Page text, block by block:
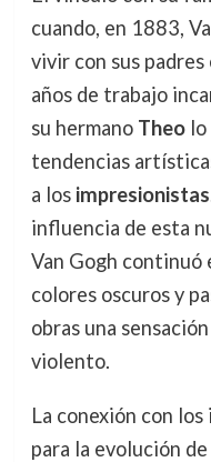
cuando, en 1883,
vivir con sus padres
años de trabajo
su hermano Theolo
tendencias
a los impresionistas
influencia de esta
Van Gogh continuó
colores oscuros y
obras una
violento.
La conexión con
para la evolución